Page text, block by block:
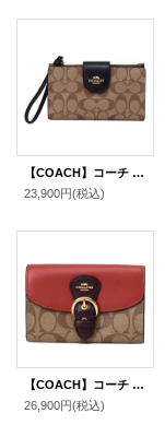
【COACH】コーチ コーティングキャンバス スムースレザー シグネチャー カラーブロック フォン iPhone スマホ テック ウォレット リストレット 財布 カーキ×ブラック〔日本未発売〕
23,900円(税込)
【COACH】コーチ コーティングキャンバス レザー シグネチャー クリオ ミディアム ウォレット 二つ折り財布 カーキマルチ（日本未発売）
26,900円(税込)